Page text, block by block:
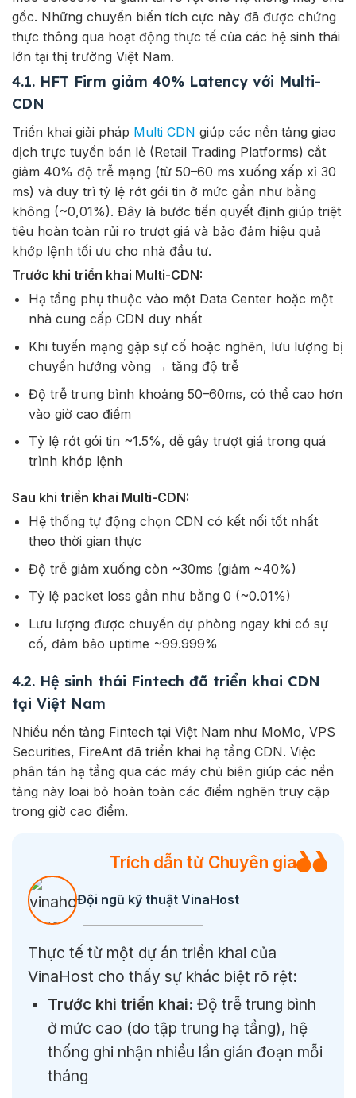
gốc. Những chuyển biến tích cực này đã được chứng
thực thông qua hoạt động thực tế của các hệ sinh thái
lớn tại thị trường Việt Nam.
4.1. HFT Firm giảm 40% Latency với Multi-
CDN
Triển khai giải pháp Multi CDN giúp các nền tảng giao
dịch trực tuyến bán lẻ (Retail Trading Platforms) cắt
giảm 40% độ trễ mạng (từ 50–60 ms xuống xấp xỉ 30
ms) và duy trì tỷ lệ rớt gói tin ở mức gần như bằng
không (~0,01%). Đây là bước tiến quyết định giúp triệt
tiêu hoàn toàn rủi ro trượt giá và bảo đảm hiệu quả
khớp lệnh tối ưu cho nhà đầu tư.
Trước khi triển khai Multi-CDN:
Hạ tầng phụ thuộc vào một Data Center hoặc một
nhà cung cấp CDN duy nhất
Khi tuyến mạng gặp sự cố hoặc nghẽn, lưu lượng bị
chuyển hướng vòng → tăng độ trễ
Độ trễ trung bình khoảng 50–60ms, có thể cao hơn
vào giờ cao điểm
Tỷ lệ rớt gói tin ~1.5%, dễ gây trượt giá trong quá
trình khớp lệnh
Sau khi triển khai Multi-CDN:
Hệ thống tự động chọn CDN có kết nối tốt nhất
theo thời gian thực
Độ trễ giảm xuống còn ~30ms (giảm ~40%)
Tỷ lệ packet loss gần như bằng 0 (~0.01%)
Lưu lượng được chuyển dự phòng ngay khi có sự
cố, đảm bảo uptime ~99.999%
4.2. Hệ sinh thái Fintech đã triển khai CDN
tại Việt Nam
Nhiều nền tảng Fintech tại Việt Nam như MoMo, VPS
Securities, FireAnt đã triển khai hạ tầng CDN. Việc
phân tán hạ tầng qua các máy chủ biên giúp các nền
tảng này loại bỏ hoàn toàn các điểm nghẽn truy cập
trong giờ cao điểm.
Đội ngũ kỹ thuật VinaHost
Trích dẫn từ Chuyên gia
Thực tế từ một dự án triển khai của
VinaHost cho thấy sự khác biệt rõ rệt:
Trước khi triển khai: Độ trễ trung bình
ở mức cao (do tập trung hạ tầng), hệ
thống ghi nhận nhiều lần gián đoạn mỗi
tháng